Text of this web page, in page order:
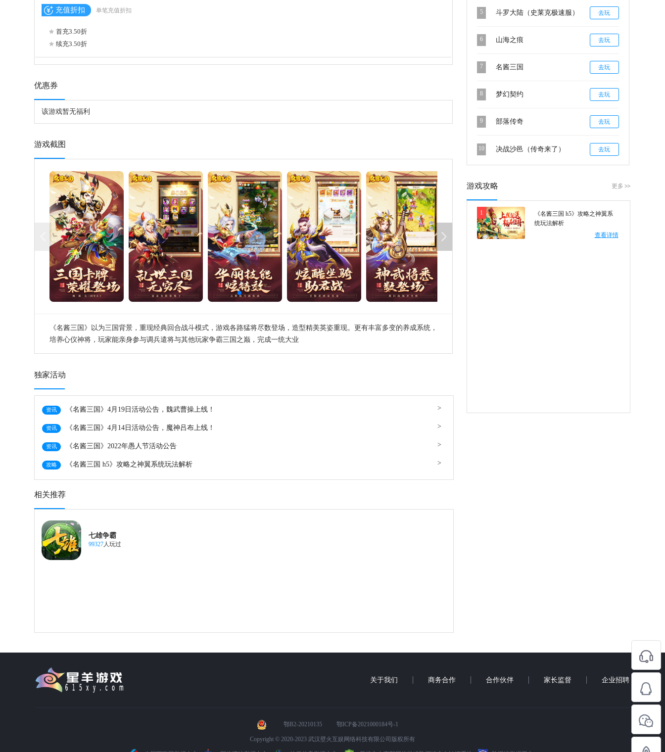
充值折扣 单笔充值折扣
首充3.50折
续充3.50折
优惠券
该游戏暂无福利
游戏截图
《名酱三国》以为三国背景，重现经典回合战斗模式，游戏各路猛将尽数登场，造型精美英姿重现。更有丰富多变的养成系统，
培养心仪神将，玩家能亲身参与调兵遣将与其他玩家争霸三国之巅，完成一统大业
独家活动
资讯 ​《名酱三国》4月19日活动公告，魏武曹操上线！ >
资讯 《名酱三国》4月14日活动公告，魔神吕布上线！ >
资讯 《名酱三国》2022年愚人节活动公告 >
攻略 《名酱三国 h5》攻略之神翼系统玩法解析 >
相关推荐
七雄争霸
99327人玩过
5 斗罗大陆（史莱克极速服） 去玩
6 山海之痕 去玩
7 名酱三国 去玩
8 梦幻契约 去玩
9 部落传奇 去玩
10 决战沙邑（传奇来了） 去玩
游戏攻略 更多
1
《名酱三国 h5》攻略之神翼系
统玩法解析
查看详情
关于我们 商务合作 合作伙伴 家长监督 企业招聘
鄂B2-20210135 鄂ICP备2021000184号-1
Copyright © 2020-2023 武汉壁火互娱网络科技有限公司版权所有